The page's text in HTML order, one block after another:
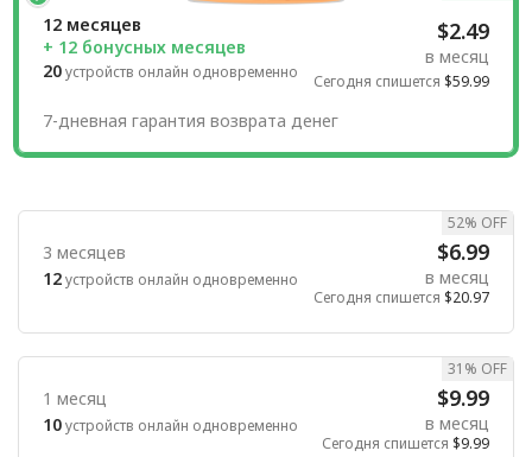
12 месяцев
+ 12 бонусных месяцев
20устройств онлайн одновременно
$2.49
в месяц
Сегодня спишется $59.99
7-дневная гарантия возврата денег
3 месяцев
12устройств онлайн одновременно
$6.99
в месяц
Сегодня спишется $20.97
52% OFF
1 месяц
10устройств онлайн одновременно
$9.99
в месяц
Сегодня спишется $9.99
31% OFF